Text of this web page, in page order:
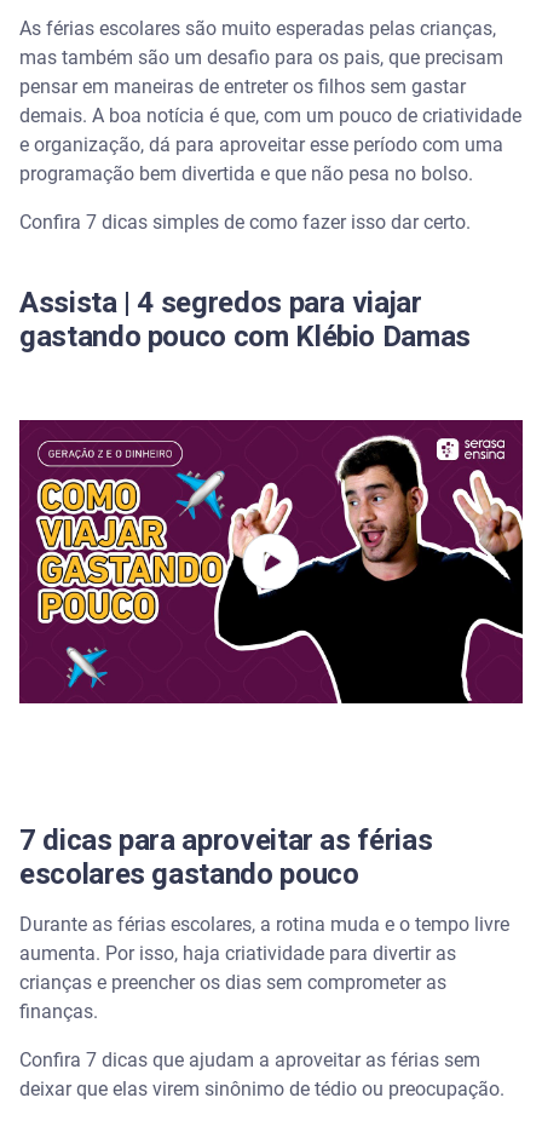
gastando pouco
1. Faça um planejamento antecipado para as férias
escolares
2. Aproveite atividades gratuitas ou com preços
acessíveis
4. Faça programas em casa
6. Faça um piquenique
7. Participe de atividades esportivas
Conheça o guia de férias escolares para
economizar em família
As férias escolares são muito esperadas pelas crianças,
mas também são um desafio para os pais, que precisam
pensar em maneiras de entreter os filhos sem gastar
demais. A boa notícia é que, com um pouco de criatividade
e organização, dá para aproveitar esse período com uma
programação bem divertida e que não pesa no bolso.
Confira 7 dicas simples de como fazer isso dar certo.
Assista | 4 segredos para viajar
gastando pouco com Klébio Damas
7 dicas para aproveitar as férias
escolares gastando pouco
Durante as férias escolares, a rotina muda e o tempo livre
aumenta. Por isso, haja criatividade para divertir as
crianças e preencher os dias sem comprometer as
finanças.
Confira 7 dicas que ajudam a aproveitar as férias sem
deixar que elas virem sinônimo de tédio ou preocupação.